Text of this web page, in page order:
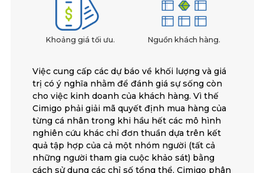
Khoảng giá tối ưu. Nguồn khách hàng.
Việc cung cấp các dự báo về khối lượng và giá
trị có ý nghĩa nhằm để đánh giá sự sống còn
cho việc kinh doanh của khách hàng. Vì thế
Cimigo phải giải mã quyết định mua hàng của
từng cá nhân trong khi hầu hết các mô hình
nghiên cứu khác chỉ đơn thuần dựa trên kết
quả tập hợp của cả một nhóm người (tất cả
những người tham gia cuộc khảo sát) bằng
cách sử dụng các chỉ số tổng thể, Cimigo phân